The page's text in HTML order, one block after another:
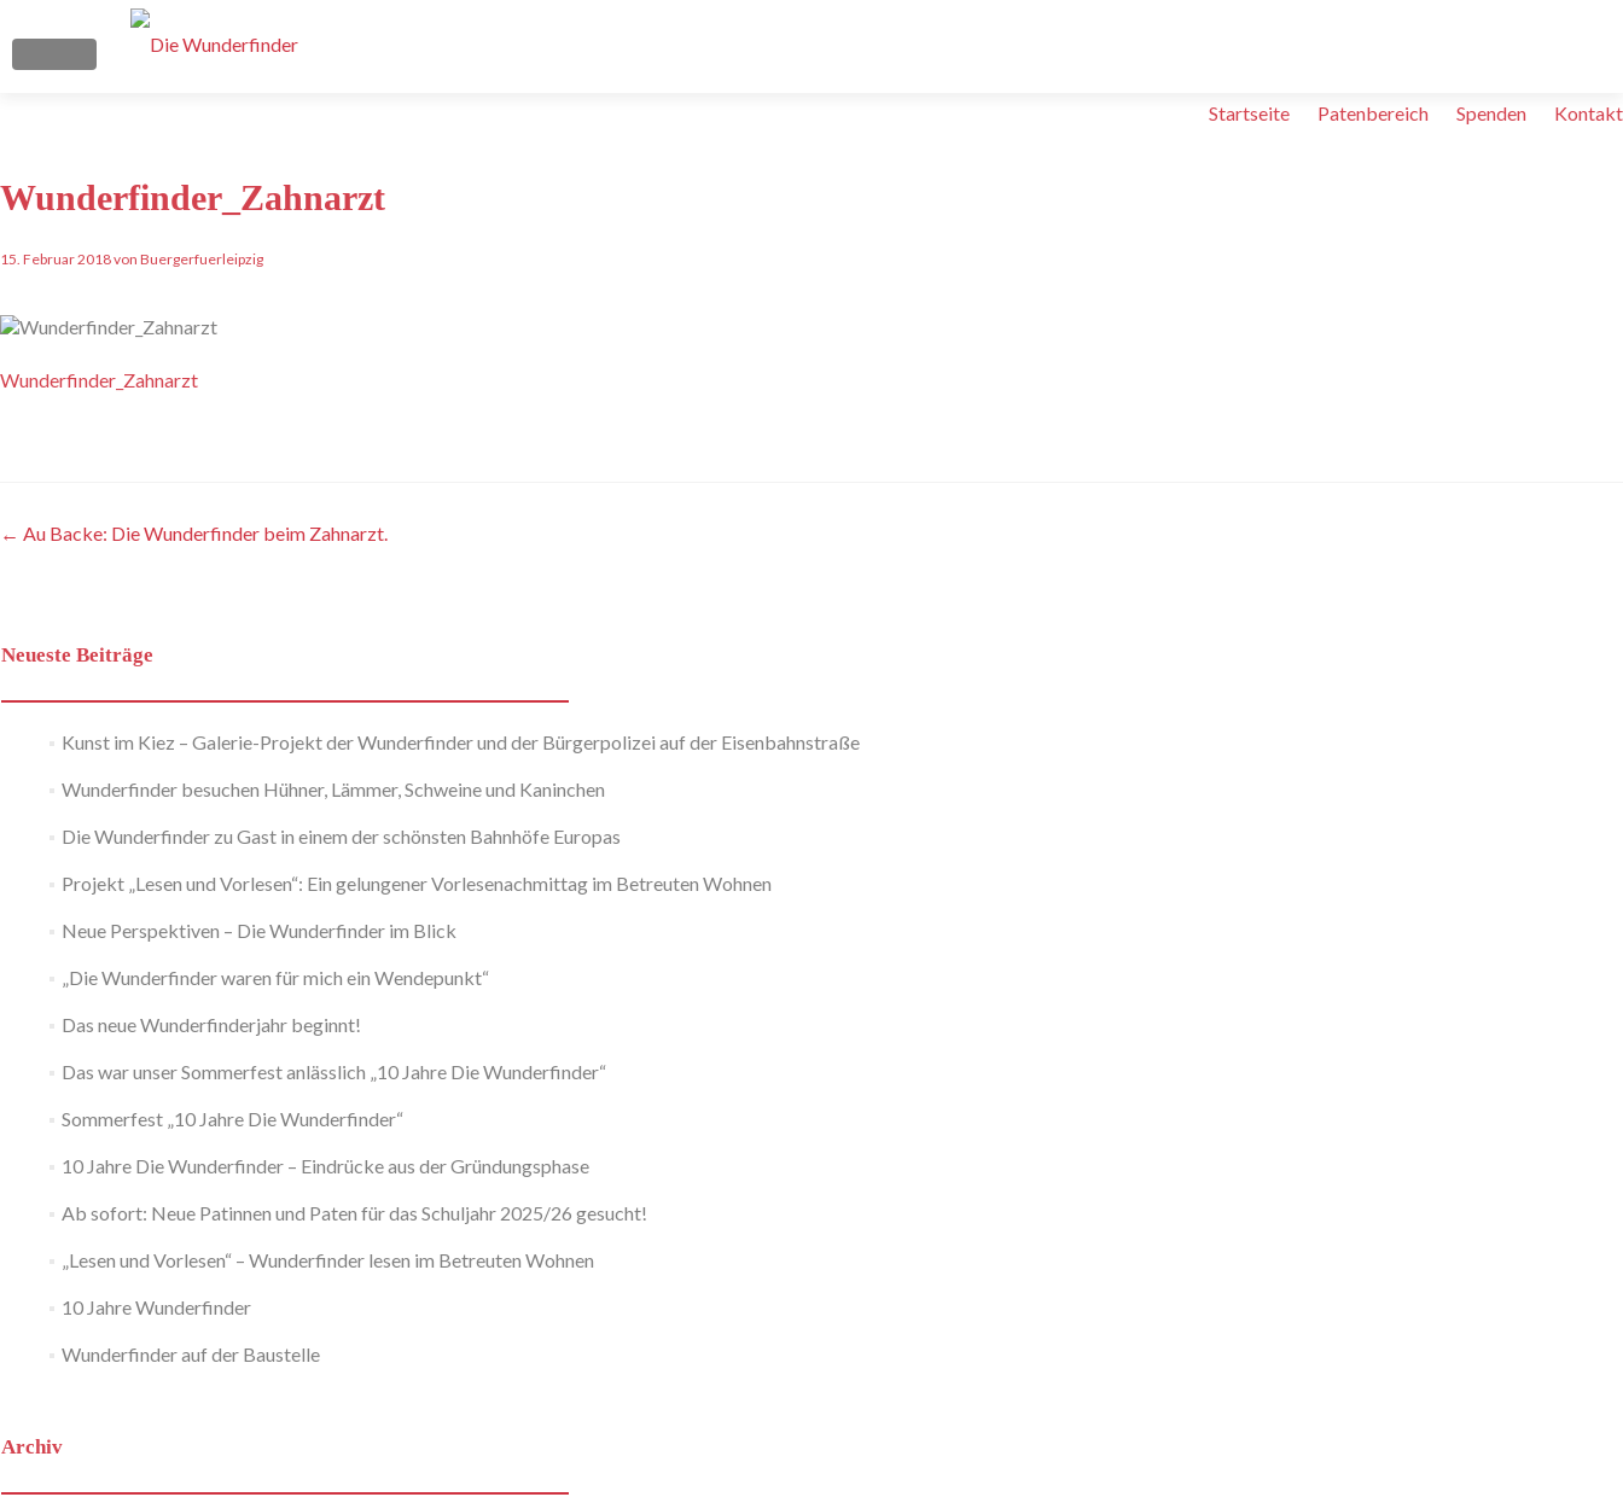
Schalte Navigation
Zum
Startseite Patenbereich Spenden Kontakt
Wunderfinder_Zahnarzt
15. Februar 2018 von Buergerfuerleipzig
Wunderfinder_Zahnarzt
Artikel-
← Au Backe: Die Wunderfinder beim Zahnarzt.
Neueste Beiträge
Kunst im Kiez – Galerie-Projekt der Wunderfinder und der Bürgerpolizei auf der Eisenbahnstraße
Wunderfinder besuchen Hühner, Lämmer, Schweine und Kaninchen
Die Wunderfinder zu Gast in einem der schönsten Bahnhöfe Europas
Projekt „Lesen und Vorlesen“: Ein gelungener Vorlesenachmittag im Betreuten Wohnen
Neue Perspektiven – Die Wunderfinder im Blick
„Die Wunderfinder waren für mich ein Wendepunkt“
Das neue Wunderfinderjahr beginnt!
Das war unser Sommerfest anlässlich „10 Jahre Die Wunderfinder“
Sommerfest „10 Jahre Die Wunderfinder“
10 Jahre Die Wunderfinder – Eindrücke aus der Gründungsphase
Ab sofort: Neue Patinnen und Paten für das Schuljahr 2025/26 gesucht!
„Lesen und Vorlesen“ – Wunderfinder lesen im Betreuten Wohnen
10 Jahre Wunderfinder
Wunderfinder auf der Baustelle
Archiv